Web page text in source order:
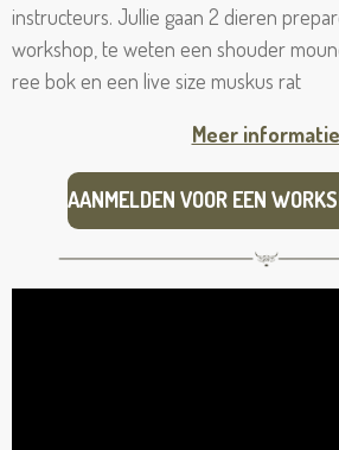
instructeurs. Jullie gaan 2 dieren
workshop, te weten een shouder
ree bok en een live size muskus rat
Meer informatie
AANMELDEN VOOR EEN